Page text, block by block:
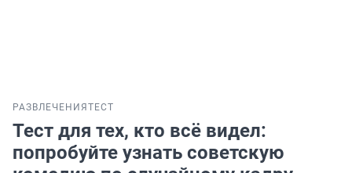
РАЗВЛЕЧЕНИЯ ТЕСТ
Тест для тех, кто всё видел:
попробуйте узнать советскую